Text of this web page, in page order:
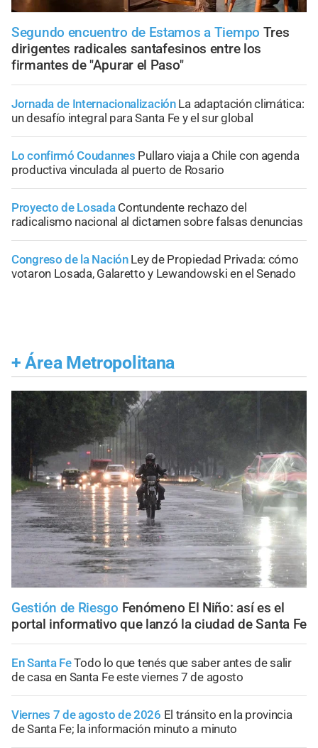
Segundo encuentro de Estamos a Tiempo Tres
dirigentes radicales santafesinos entre los
firmantes de "Apurar el Paso"
Jornada de Internacionalización La adaptación climática:
un desafío integral para Santa Fe y el sur global
Lo confirmó Coudannes Pullaro viaja a Chile con agenda
productiva vinculada al puerto de Rosario
Proyecto de Losada Contundente rechazo del
radicalismo nacional al dictamen sobre falsas denuncias
Congreso de la Nación Ley de Propiedad Privada: cómo
votaron Losada, Galaretto y Lewandowski en el Senado
+ Área Metropolitana
Gestión de Riesgo Fenómeno El Niño: así es el
portal informativo que lanzó la ciudad de Santa Fe
En Santa FeTodo lo que tenés que saber antes de salir
de casa en Santa Fe este viernes 7 de agosto
Viernes 7 de agosto de 2026 El tránsito en la provincia
de Santa Fe; la información minuto a minuto